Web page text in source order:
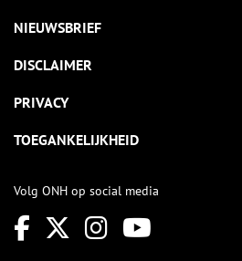
NIEUWSBRIEF
DISCLAIMER
PRIVACY
TOEGANKELIJKHEID
Volg ONH op social media